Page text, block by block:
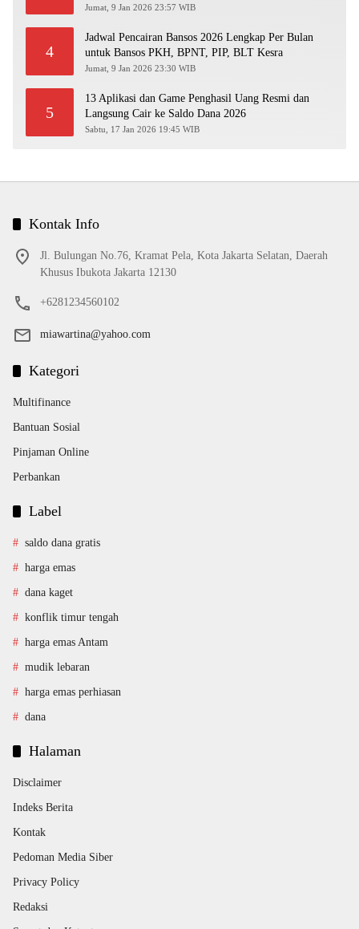
Jumat, 9 Jan 2026 23:57 WIB
4
Jadwal Pencairan Bansos 2026 Lengkap Per Bulan
untuk Bansos PKH, BPNT, PIP, BLT Kesra
Jumat, 9 Jan 2026 23:30 WIB
5
13 Aplikasi dan Game Penghasil Uang Resmi dan
Langsung Cair ke Saldo Dana 2026
Sabtu, 17 Jan 2026 19:45 WIB
Kontak Info
Jl. Bulungan No.76, Kramat Pela, Kota Jakarta Selatan, Daerah
Khusus Ibukota Jakarta 12130
+6281234560102
miawartina@yahoo.com
Kategori
Multifinance
Bantuan Sosial
Pinjaman Online
Perbankan
Label
saldo dana gratis
harga emas
dana kaget
konflik timur tengah
harga emas Antam
mudik lebaran
harga emas perhiasan
dana
Halaman
Disclaimer
Indeks Berita
Kontak
Pedoman Media Siber
Privacy Policy
Redaksi